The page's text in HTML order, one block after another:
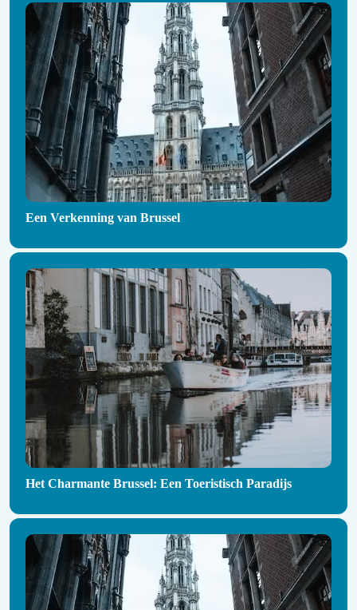
Een Verkenning van Brussel
Het Charmante Brussel: Een Toeristisch Paradijs